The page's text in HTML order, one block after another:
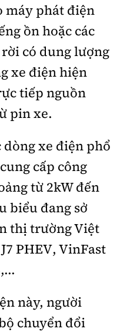
máy phát điện
ồn hoặc các
có dung lượng
xe điện hiện
tiếp nguồn
pin xe.
xe điện phổ
cấp công
từ 2kW đến
biểu đang sở
thị trường Việt
PHEV, VinFast
này, người
chuyển đổi